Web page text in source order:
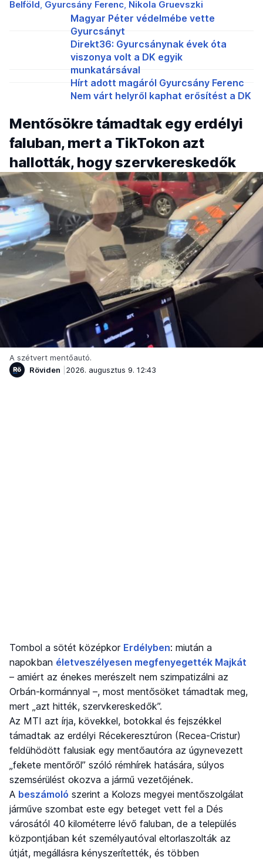
Belföld Gyurcsány Ferenc Nikola Gruevszki
Magyar Péter védelmébe vette
Gyurcsányt
Direkt36: Gyurcsánynak évek óta
viszonya volt a DK egyik
munkatársával
Hírt adott magáról Gyurcsány Ferenc
Nem várt helyről kaphat erősítést a DK
Mentősökre támadtak egy erdélyi
faluban, mert a TikTokon azt
hallották, hogy szervkereskedők
A szétvert mentőautó.
Röviden
2026. augusztus 9. 12:43
Tombol a sötét középkor Erdélyben: miután a
napokban életveszélyesen megfenyegették Majkát
– amiért az énekes merészelt nem szimpatizálni az
Orbán-kormánnyal –, most mentősöket támadtak meg,
mert „azt hitték, szervkereskedők”.
Az MTI azt írja, kövekkel, botokkal és fejszékkel
támadtak az erdélyi Récekeresztúron (Recea-Cristur)
feldühödött falusiak egy mentőautóra az úgynevezett
„fekete mentőről” szóló rémhírek hatására, súlyos
szemsérülést okozva a jármű vezetőjének.
A beszámoló szerint a Kolozs megyei mentőszolgálat
járműve szombat este egy beteget vett fel a Dés
városától 40 kilométerre lévő faluban, de a település
központjában két személyautóval eltorlaszolták az
útját, megállásra kényszerítették, és többen